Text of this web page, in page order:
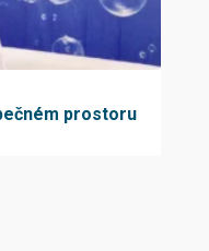
prostoru